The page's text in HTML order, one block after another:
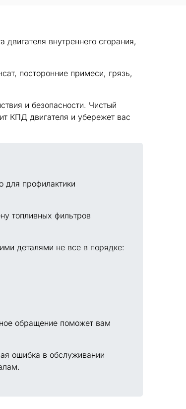
внутреннего сгорания,
посторонние примеси, грязь,
и безопасности. Чистый
КПД двигателя и убережет вас
для профилактики
топливных фильтров
деталями не все в порядке:
обращение поможет вам
ошибка в обслуживании